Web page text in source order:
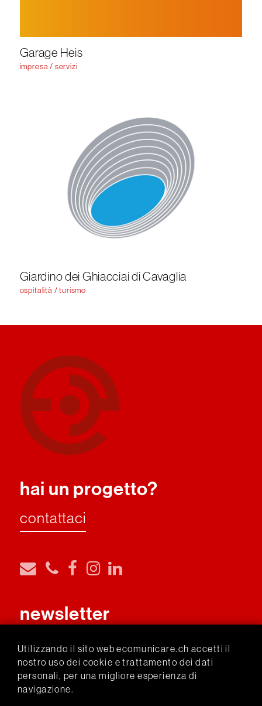
Garage Heis
impresa / servizi
Giardino dei Ghiacciai di Cavaglia
ospitalità / turismo
hai un progetto?
contattaci
newsletter
iscriviti
livecam Sassalbo
Utilizzando il sito web ecomunicare.ch accetti il
nostro uso dei cookie e trattamento dei dati
personali, per una migliore esperienza di
navigazione.